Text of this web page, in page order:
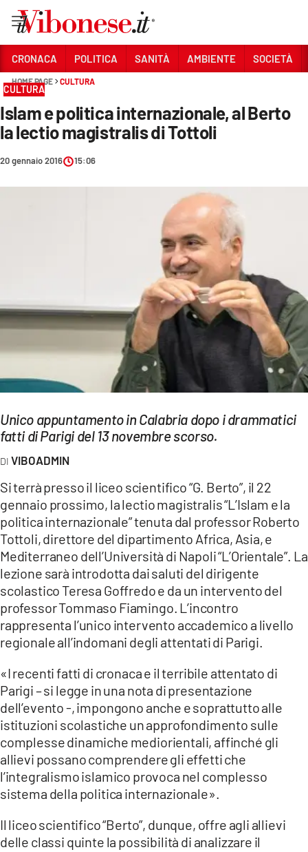
Sezioni
CRONACA
POLITICA
SANITÀ
EVENTI
Streaming
LAC NETWORK
LAC ONAIR
LaC
Network
LACPLAY.IT
LACTV.IT
LACONAIR.IT
LACITYMAG.IT
COSENZACHANNEL.IT
ILVIBONESE.IT
CATANZAROCHANNEL.IT
LACAPITALENEWS.IT
App
ANDROID
CRONACA POLITICA SANITÀ AMBIENTE SOCIETÀ
HOME PAGE CULTURA
CULTURA
Islam e politica internazionale, al Berto
la lectio magistralis di Tottoli
20 gennaio 2016 15:06
Unico appuntamento in Calabria dopo i drammatici
fatti di Parigi del 13 novembre scorso.
VIBOADMIN
Si terrà presso il liceo scientifico “G. Berto”, il 22
gennaio prossimo, la lectio magistralis “L’Islam e la
politica internazionale” tenuta dal professor Roberto
Tottoli, direttore del dipartimento Africa, Asia, e
Mediterraneo dell’Università di Napoli “L’Orientale”. La
lezione sarà introdotta dai saluti del dirigente
scolastico Teresa Goffredo e da un intervento del
professor Tommaso Fiamingo. L’incontro
rappresenta l’unico intervento accademico a livello
regionale all’indomani degli attentati di Parigi.
«I recenti fatti di cronaca e il terribile attentato di
Parigi – si legge in una nota di presentazione
dell’evento -, impongono anche e soprattutto alle
istituzioni scolastiche un approfondimento sulle
complesse dinamiche mediorientali, affinché gli
allievi possano comprendere gli effetti che
l’integralismo islamico provoca nel complesso
sistema della politica internazionale».
Il liceo scientifico “Berto”, dunque, offre agli allievi
delle classi quinte la possibilità di analizzare il